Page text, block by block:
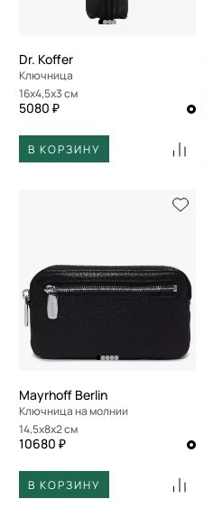
Dr. Koffer
Ключница
16x4,5x3 см
5080 ₽
В КОРЗИНУ
Mayrhoff Berlin
Ключница на молнии
14,5x8x2 см
10680 ₽
В КОРЗИНУ